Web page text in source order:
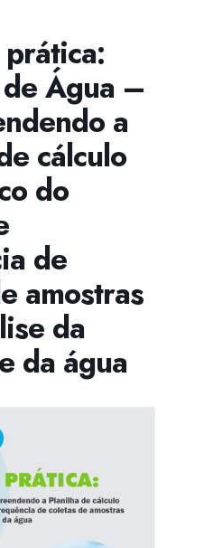
Água –
a
cálculo
do
de
amostras
da
da água
CISAB